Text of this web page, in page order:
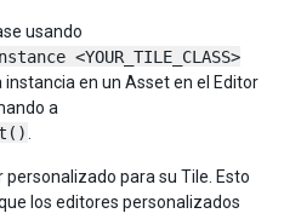
usando
<YOUR_TILE_CLASS>
instancia en un Asset en el Editor
a
para su Tile. Esto
los editores personalizados